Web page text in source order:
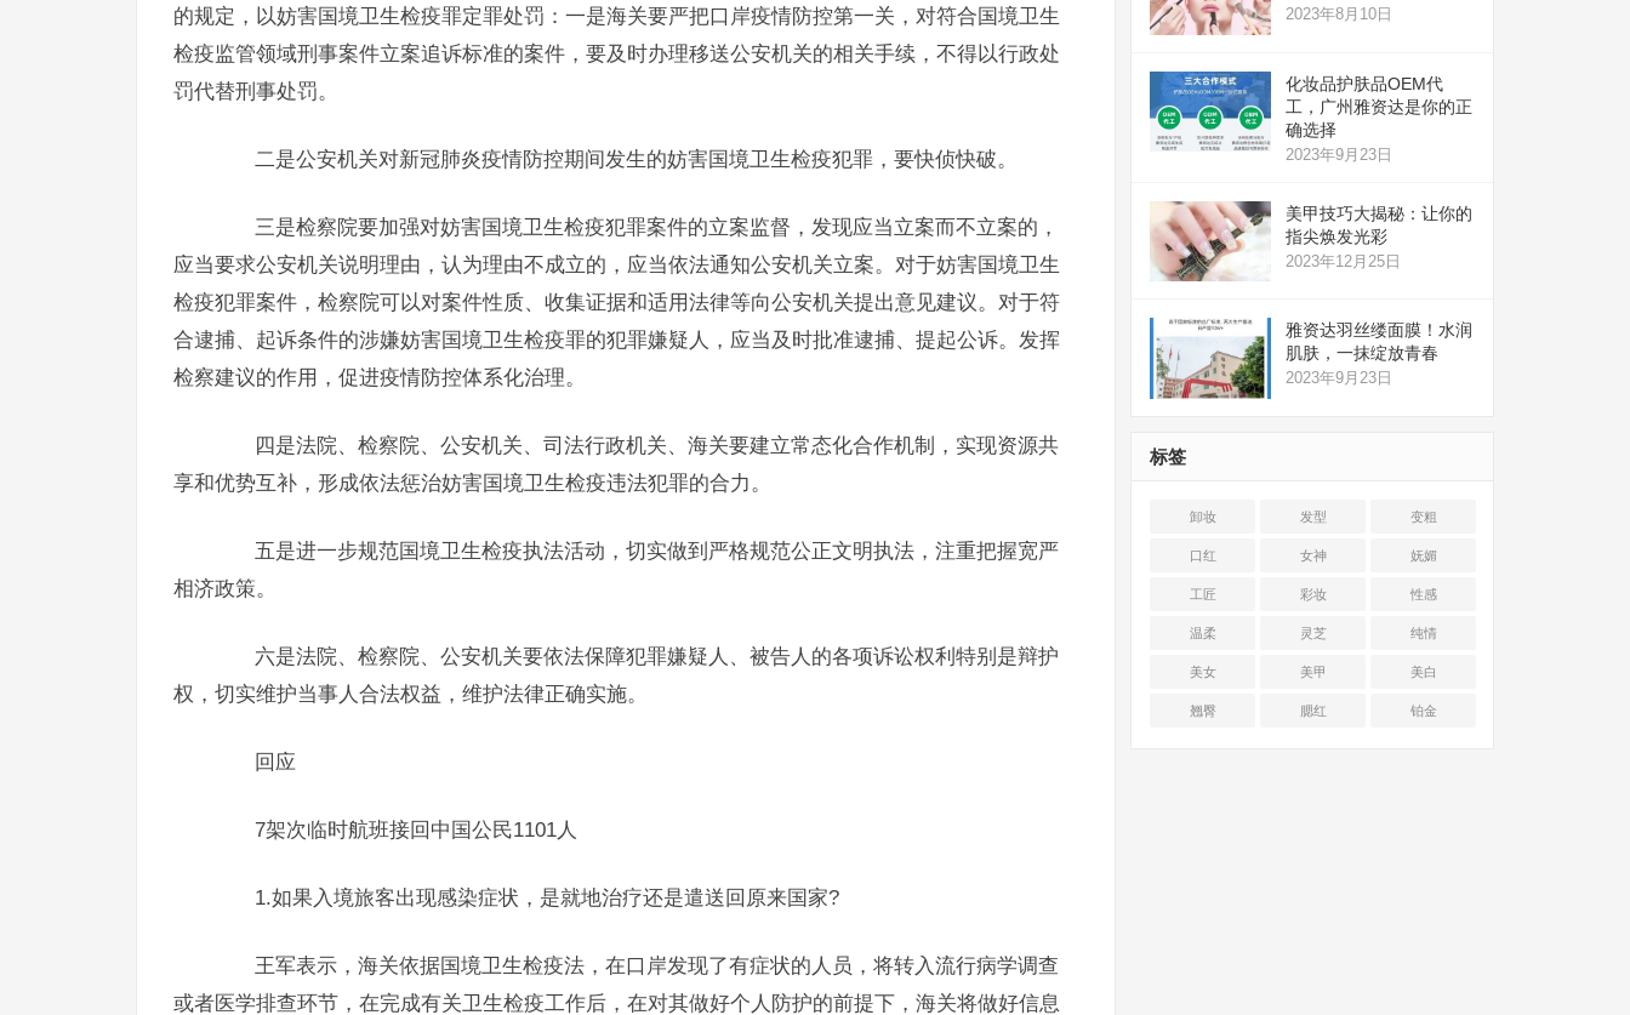
的规定，以妨害国境卫生检疫罪定罪处罚：一是海关要严把口岸疫情防控第一关，对符合国境卫生
检疫监管领域刑事案件立案追诉标准的案件，要及时办理移送公安机关的相关手续，不得以行政处
罚代替刑事处罚。
二是公安机关对新冠肺炎疫情防控期间发生的妨害国境卫生检疫犯罪，要快侦快破。
三是检察院要加强对妨害国境卫生检疫犯罪案件的立案监督，发现应当立案而不立案的，
应当要求公安机关说明理由，认为理由不成立的，应当依法通知公安机关立案。对于妨害国境卫生
检疫犯罪案件，检察院可以对案件性质、收集证据和适用法律等向公安机关提出意见建议。对于符
合逮捕、起诉条件的涉嫌妨害国境卫生检疫罪的犯罪嫌疑人，应当及时批准逮捕、提起公诉。发挥
检察建议的作用，促进疫情防控体系化治理。
四是法院、检察院、公安机关、司法行政机关、海关要建立常态化合作机制，实现资源共
享和优势互补，形成依法惩治妨害国境卫生检疫违法犯罪的合力。
五是进一步规范国境卫生检疫执法活动，切实做到严格规范公正文明执法，注重把握宽严
相济政策。
六是法院、检察院、公安机关要依法保障犯罪嫌疑人、被告人的各项诉讼权利特别是辩护
权，切实维护当事人合法权益，维护法律正确实施。
回应
7架次临时航班接回中国公民1101人
1.如果入境旅客出现感染症状，是就地治疗还是遣送回原来国家?
王军表示，海关依据国境卫生检疫法，在口岸发现了有症状的人员，将转入流行病学调查
或者医学排查环节，在完成有关卫生检疫工作后，在对其做好个人防护的前提下，海关将做好信息
2023年8月10日
化妆品护肤品OEM代
工，广州雅资达是你的正
确选择
2023年9月23日
美甲技巧大揭秘：让你的
指尖焕发光彩
2023年12月25日
雅资达羽丝缕面膜！水润
肌肤，一抹绽放青春
2023年9月23日
标签
卸妆 发型 变粗
口红 女神 妩媚
工匠 彩妆 性感
温柔 灵芝 纯情
美女 美甲 美白
翘臀 腮红 铂金